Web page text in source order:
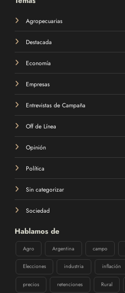
Agropecuarias
Destacada
Economía
Empresas
Entrevistas de Campaña
Off de Línea
Opinión
Política
Sin categorizar
Sociedad
Hablamos de
Agro Argentina campo
Elecciones industria inflación
precios retenciones Rural